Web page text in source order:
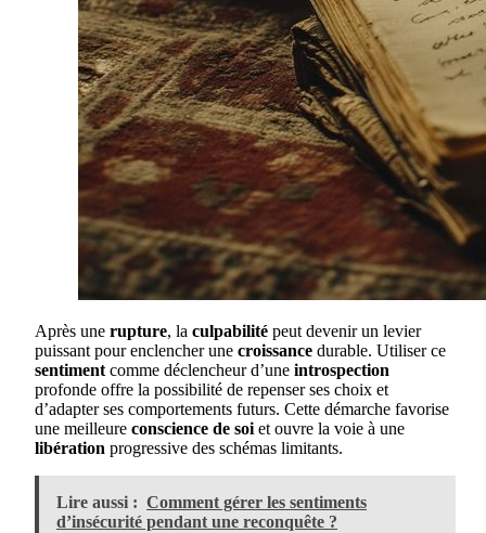
Après une rupture, la culpabilité peut devenir un levier
puissant pour enclencher une croissance durable. Utiliser ce
sentiment comme déclencheur d’une introspection
profonde offre la possibilité de repenser ses choix et
d’adapter ses comportements futurs. Cette démarche favorise
une meilleure conscience de soi et ouvre la voie à une
libération progressive des schémas limitants.
Lire aussi : Comment gérer les sentiments
d’insécurité pendant une reconquête ?